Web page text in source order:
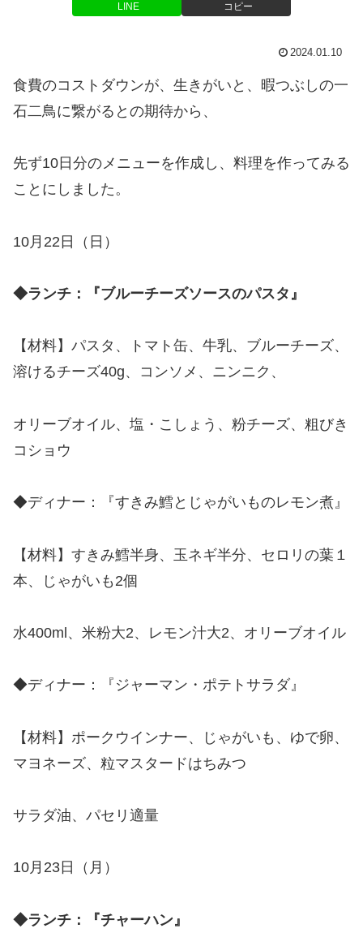
LINE コピー
2024.01.10
食費のコストダウンが、生きがいと、暇つぶしの一
石二鳥に繋がるとの期待から、
先ず10日分のメニューを作成し、料理を作ってみる
ことにしました。
10月22日（日）
◆ランチ：『ブルーチーズソースのパスタ』
【材料】パスタ、トマト缶、牛乳、ブルーチーズ、
溶けるチーズ40g、コンソメ、ニンニク、
オリーブオイル、塩・こしょう、粉チーズ、粗びき
コショウ
◆ディナー：『すきみ鱈とじゃがいものレモン煮』
【材料】すきみ鱈半身、玉ネギ半分、セロリの葉１
本、じゃがいも2個
水400ml、米粉大2、レモン汁大2、オリーブオイル
◆ディナー：『ジャーマン・ポテトサラダ』
【材料】ポークウインナー、じゃがいも、ゆで卵、
マヨネーズ、粒マスタードはちみつ
サラダ油、パセリ適量
10月23日（月）
◆ランチ：『チャーハン』